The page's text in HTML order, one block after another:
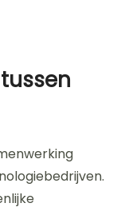
Er zijn
zoals IT,
het rapport
zijn er de
van